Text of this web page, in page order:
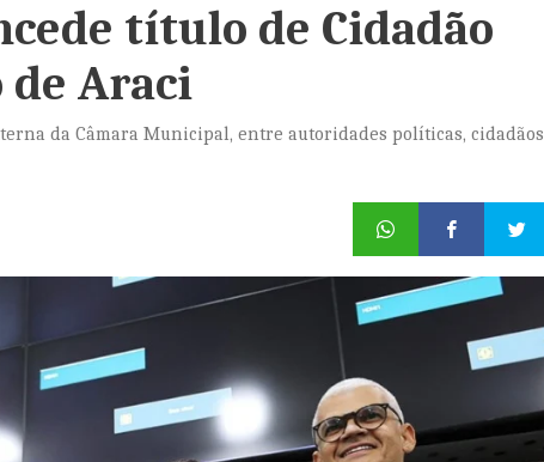
título de Cidadão
de Araci
da Câmara Municipal, entre autoridades políticas, cidadãos